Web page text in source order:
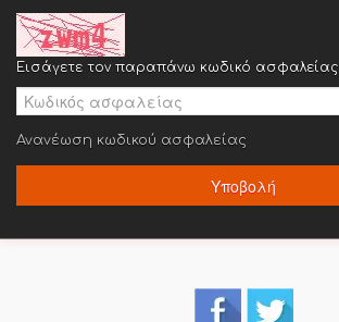
Εισάγετε τον παραπάνω κωδικό ασφαλείας
Ανανέωση κωδικού ασφαλείας
Υποβολή